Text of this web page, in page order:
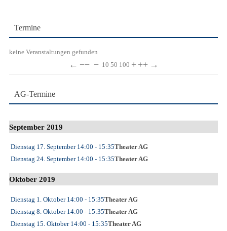
Termine
keine Veranstaltungen gefunden
← −− − 10 50 100 + ++ →
AG-Termine
September 2019
Dienstag 17. September14:00 - 15:35Theater AG
Dienstag 24. September14:00 - 15:35Theater AG
Oktober 2019
Dienstag 1. Oktober14:00 - 15:35Theater AG
Dienstag 8. Oktober14:00 - 15:35Theater AG
Dienstag 15. Oktober14:00 - 15:35Theater AG